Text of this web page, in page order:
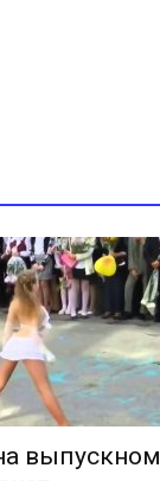
выпускном